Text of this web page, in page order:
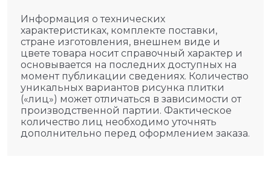
Информация о технических
характеристиках, комплекте поставки,
стране изготовления, внешнем виде и
цвете товара носит справочный характер и
основывается на последних доступных на
момент публикации сведениях. Количество
уникальных вариантов рисунка плитки
(«лиц») может отличаться в зависимости от
производственной партии. Фактическое
количество лиц необходимо уточнять
дополнительно перед оформлением заказа.